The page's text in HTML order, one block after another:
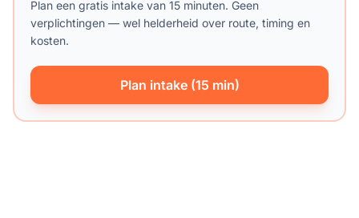
Plan een gratis intake van 15 minuten. Geen
verplichtingen — wel helderheid over route, timing en
kosten.
Plan intake (15 min)